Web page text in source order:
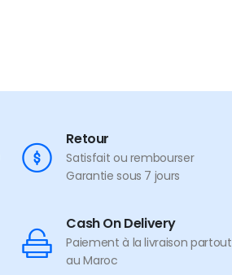
Retour
Satisfait ou rembourser
Garantie sous 7 jours
Cash On Delivery
Paiement à la livraison partout
au Maroc